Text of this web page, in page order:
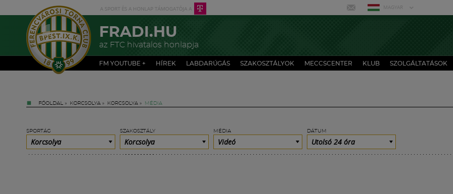
MAGYAR
FRADI.HU
az FTC hivatalos honlapja
FM YOUTUBE + HÍREK LABDARÚGÁS SZAKOSZTÁLYOK MECCSCENTER KLUB SZOLGÁLTATÁSOK
FŐOLDAL » KORCSOLYA » KORCSOLYA » MÉDIA
SPORTÁG
Korcsolya
SZAKOSZTÁLY
Korcsolya
MÉDIA
Videó
DÁTUM
Utolsó 24 óra